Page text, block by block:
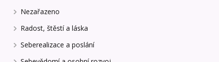
Nezařazeno
Radost, štěstí a láska
Seberealizace a poslání